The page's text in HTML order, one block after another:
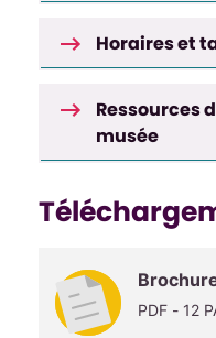
Horaires et
Ressources
musée
PDF - 12